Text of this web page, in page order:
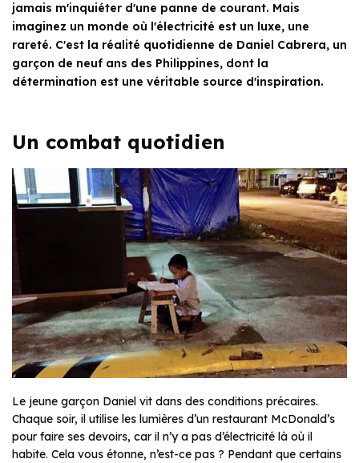
jamais m'inquiéter d'une panne de courant. Mais
imaginez un monde où l'électricité est un luxe, une
rareté. C'est la réalité quotidienne de Daniel Cabrera, un
garçon de neuf ans des Philippines, dont la
détermination est une véritable source d'inspiration.
Un combat quotidien
Le jeune garçon Daniel vit dans des conditions précaires.
Chaque soir, il utilise les lumières d’un restaurant McDonald’s
pour faire ses devoirs, car il n’y a pas d’électricité là où il
habite. Cela vous étonne, n’est-ce pas ? Pendant que certains